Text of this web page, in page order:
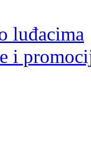
luđacima
i